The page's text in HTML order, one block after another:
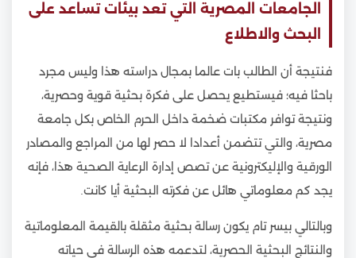
الجامعات المصرية التي تعد بيئات تساعد على
البحث والاطلاع
فنتيجة أن الطالب بات عالما بمجال دراسته هذا وليس مجرد
باحثا فيه؛ فيستطيع يحصل على فكرة بحثية قوية وحصرية،
ونتيجة توافر مكتبات ضخمة داخل الحرم الخاص بكل جامعة
مصرية، والتي تتضمن أعدادا لا حصر لها من المراجع والمصادر
الورقية والإليكترونية عن تصص إدارة الرعاية الصحية هذا، فإنه
يجد كم معلوماتي هائل عن فكرته البحثية أيا كانت.
وبالتالي بيسر تام يكون رسالة بحثية مثقلة بالقيمة المعلوماتية
والنتائج البحثية الحصرية، لتدعمه هذه الرسالة في حياته